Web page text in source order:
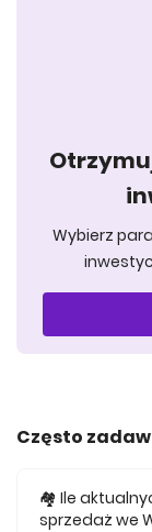
Wybierz
Często
🏘️ Ile
sprzedaż we